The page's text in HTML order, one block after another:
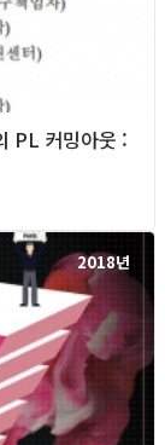
PL 커밍아웃 :
2018년